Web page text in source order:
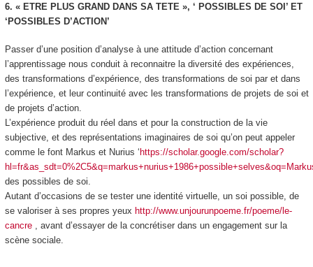
6. « ETRE PLUS GRAND DANS SA TETE », ‘ POSSIBLES DE SOI’ ET
‘POSSIBLES D’ACTION’
Passer d’une position d’analyse à une attitude d’action concernant
l’apprentissage nous conduit à reconnaitre la diversité des expériences,
des transformations d’expérience, des transformations de soi par et dans
l’expérience, et leur continuité avec les transformations de projets de soi et
de projets d’action.
L’expérience produit du réel dans et pour la construction de la vie
subjective, et des représentations imaginaires de soi qu’on peut appeler
comme le font Markus et Nurius ‘ https://scholar.google.com/scholar?
des possibles de soi.
Autant d’occasions de se tester une identité virtuelle, un soi possible, de
se valoriser à ses propres yeux http://www.unjourunpoeme.fr/poeme/le-
cancre, avant d’essayer de la concrétiser dans un engagementsur la
scène sociale.